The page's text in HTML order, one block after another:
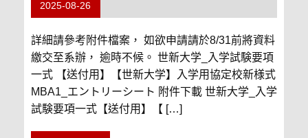
2025-08-26
詳細請參考附件檔案， 如欲申請請於8/31前將資料
繳交至系辦， 逾時不候。 世新大学_入学試験要項
一式 【送付用】【世新大学】入学用協定校新様式
MBA1_エントリーシート 附件下載 世新大学_入学
試験要項一式【送付用】【 […]